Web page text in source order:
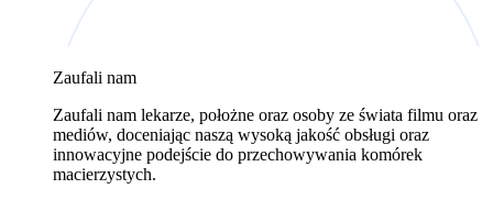
wykorzystywaniem plików cookies w powyższych celach
siedzibą w Warszawie. Niezależnymi administratorami
danych mogą być także nasi partnerzy. Informacje na
temat wykorzystywanych plików cookies i przetwarzania
danych osobowych, w tym o przysługujących prawach,
znajduje się wPolityce Prywatności
Zaufali nam
Zaufali nam lekarze, położne oraz osoby ze świata filmu oraz
mediów, doceniając naszą wysoką jakość obsługi oraz
innowacyjne podejście do przechowywania komórek
macierzystych.